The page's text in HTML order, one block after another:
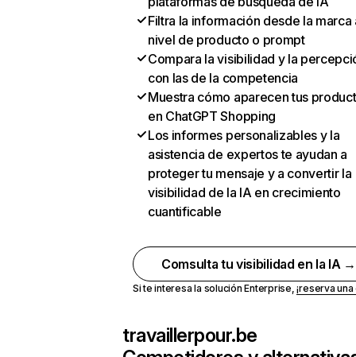
Filtra la información desde la marca
nivel de producto o prompt
Compara la visibilidad y la
con las de la competencia
Muestra cómo aparecen tus
en ChatGPT Shopping
Los informes personalizables y la
asistencia de expertos te ayudan a
proteger tu mensaje y a convertir la
visibilidad de la IA en crecimiento
cuantificable
Comsulta tu visibilidad en la IA →
Si te interesa la solución Enterprise,¡reserva
travaillerpour.be